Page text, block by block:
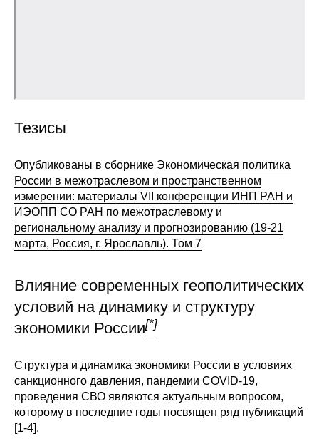
Ученый совет
Материалы
О совете
Регулярные прогнозы
Квартальный прогноз
Оценка индекса промышленного
производства
Тезисы
Опубликованы в сборнике Экономическая политика
России в межотраслевом и пространственном
измерении: материалы VII конференции ИНП РАН и
ИЭОПП СО РАН по межотраслевому и
региональному анализу и прогнозированию (19-21
марта, Россия, г. Ярославль). Том 7
Влияние современных геополитических
условий на динамику и структуру
экономики России[*]
Структура и динамика экономики России в условиях
санкционного давления, пандемии COVID-19,
проведения СВО являются актуальным вопросом,
которому в последние годы посвящен ряд публикаций
[1-4].